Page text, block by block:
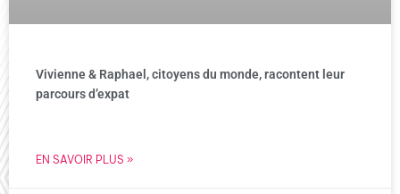
Vivienne & Raphael, citoyens du monde, racontent leur
parcours d’expat
EN SAVOIR PLUS »